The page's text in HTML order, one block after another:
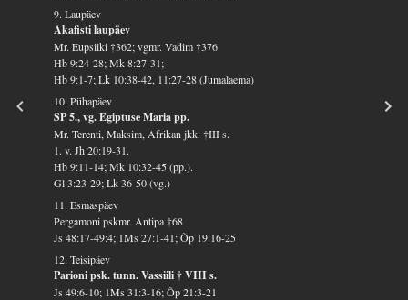
9. Laupäev
Akafisti laupäev
Mr. Eupsiiki †362; vgmr. Vadim †376
Hb 9:24-28; Mk 8:27-31;
Hb 9:1-7; Lk 10:38-42, 11:27-28 (Jumalaema)
10. Pühapäev
SP 5., vg. Egiptuse Maria pp.
Mr. Terenti, Maksim, Afrikan jkk. †III s.
1. v. Jh 20:19-31.
Hb 9:11-14; Mk 10:32-45 (pp.).
Gl 3:23-29; Lk 36-50 (vg.)
11. Esmaspäev
Pergamoni pskmr. Antipa †68
Js 48:17-49:4; 1Ms 27:1-41; Õp 19:16-25
12. Teisipäev
Parioni psk. tunn. Vassiili † VIII s.
Js 49:6-10; 1Ms 31:3-16; Õp 21:3-21